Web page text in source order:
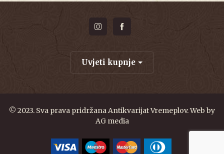
Uvjeti kupnje
© 2023. Sva prava pridržana Antikvarijat Vremeplov. Web by
AG media